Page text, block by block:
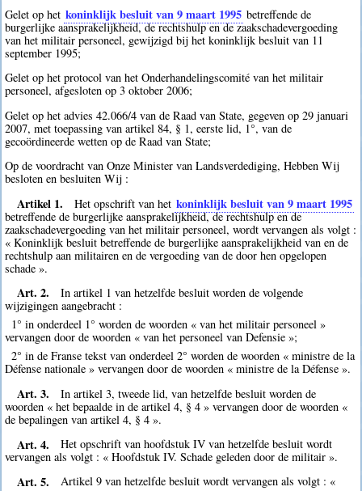
Gelet op het koninklijk besluit van 9 maart 1995 betreffende de
burgerlijke aansprakelijkheid, de rechtshulp en de zaakschadevergoeding
van het militair personeel, gewijzigd bij het koninklijk besluit van 11
september 1995;
Gelet op het protocol van het Onderhandelingscomité van het militair
personeel, afgesloten op 3 oktober 2006;
Gelet op het advies 42.066/4 van de Raad van State, gegeven op 29 januari
2007, met toepassing van artikel 84, § 1, eerste lid, 1°, van de
gecoördineerde wetten op de Raad van State;
Op de voordracht van Onze Minister van Landsverdediging, Hebben Wij
besloten en besluiten Wij :
Artikel 1. Het opschrift van het koninklijk besluit van 9 maart 1995
betreffende de burgerlijke aansprakelijkheid, de rechtshulp en de
zaakschadevergoeding van het militair personeel, wordt vervangen als volgt :
« Koninklijk besluit betreffende de burgerlijke aansprakelijkheid van en de
rechtshulp aan militairen en de vergoeding van de door hen opgelopen
schade ».
Art. 2.
In artikel 1 van hetzelfde besluit worden de volgende
wijzigingen aangebracht :
1° in onderdeel 1° worden de woorden « van het militair personeel »
vervangen door de woorden « van het personeel van Defensie »;
2° in de Franse tekst van onderdeel 2° worden de woorden « ministre de la
Défense nationale » vervangen door de woorden « ministre de la Défense ».
Art. 3.
In artikel 3, tweede lid, van hetzelfde besluit worden de
woorden « het bepaalde in de artikel 4, § 4 » vervangen door de woorden «
de bepalingen van artikel 4, § 4 ».
Art. 4.
Het opschrift van hoofdstuk IV van hetzelfde besluit wordt
vervangen als volgt : « Hoofdstuk IV. Schade geleden door de militair ».
Art. 5. Artikel 9 van hetzelfde besluit wordt vervangen als volgt : «